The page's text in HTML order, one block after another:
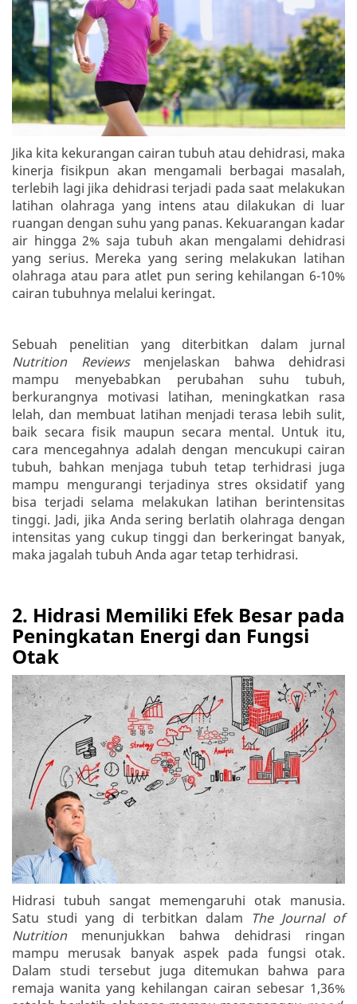
Jika kita kekurangan cairan tubuh atau dehidrasi, maka
kinerja fisikpun akan mengamali berbagai masalah,
terlebih lagi jika dehidrasi terjadi pada saat melakukan
latihan olahraga yang intens atau dilakukan di luar
ruangan dengan suhu yang panas. Kekuarangan kadar
air hingga 2% saja tubuh akan mengalami dehidrasi
yang serius. Mereka yang sering melakukan latihan
olahraga atau para atlet pun sering kehilangan 6-10%
cairan tubuhnya melalui keringat.
Sebuah penelitian yang diterbitkan dalam jurnal
Nutrition Reviews menjelaskan bahwa dehidrasi
mampu menyebabkan perubahan suhu tubuh,
berkurangnya motivasi latihan, meningkatkan rasa
lelah, dan membuat latihan menjadi terasa lebih sulit,
baik secara fisik maupun secara mental. Untuk itu,
cara mencegahnya adalah dengan mencukupi cairan
tubuh, bahkan menjaga tubuh tetap terhidrasi juga
mampu mengurangi terjadinya stres oksidatif yang
bisa terjadi selama melakukan latihan berintensitas
tinggi. Jadi, jika Anda sering berlatih olahraga dengan
intensitas yang cukup tinggi dan berkeringat banyak,
maka jagalah tubuh Anda agar tetap terhidrasi.
2. Hidrasi Memiliki Efek Besar pada
Peningkatan Energi dan Fungsi
Otak
Hidrasi tubuh sangat memengaruhi otak manusia.
Satu studi yang di terbitkan dalam The Journal of
Nutrition menunjukkan bahwa dehidrasi ringan
mampu merusak banyak aspek pada fungsi otak.
Dalam studi tersebut juga ditemukan bahwa para
remaja wanita yang kehilangan cairan sebesar 1,36%